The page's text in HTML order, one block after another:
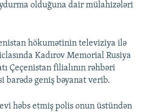
olduğuna dair mülahizələri
hökumətinin televiziya ilə
Kadırov Memorial Rusiya
Çeçenistan filialının rəhbəri
barədə geniş bəyanat verib.
həbs etmiş polis onun üstündən